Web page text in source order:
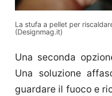
La stufa a pellet per
(Designmag.it)
Una seconda
Una soluzione
guardare il fuoco e